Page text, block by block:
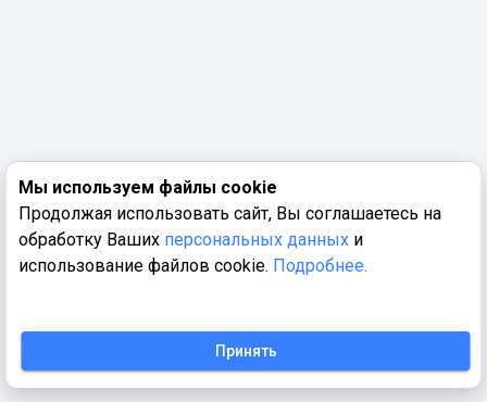
Мы используем файлы cookie
Продолжая использовать сайт, Вы соглашаетесь на
обработку Ваших персональных данных и
использование файлов cookie. Подробнее.
Принять